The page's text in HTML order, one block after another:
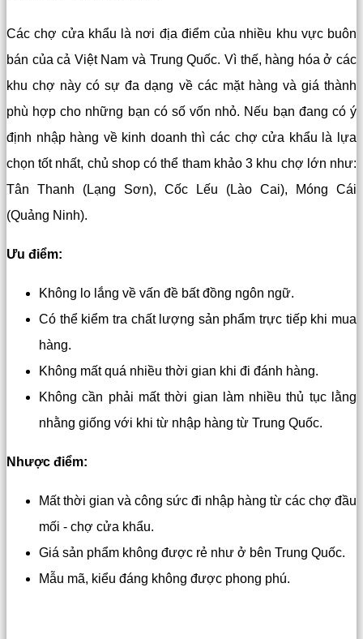
Các chợ cửa khẩu là nơi địa điểm của nhiều khu vực buôn
bán của cả Việt Nam và Trung Quốc. Vì thế, hàng hóa ở các
khu chợ này có sự đa dạng về các mặt hàng và giá thành
phù hợp cho những bạn có số vốn nhỏ. Nếu bạn đang có ý
định nhập hàng về kinh doanh thì các chợ cửa khẩu là lựa
chọn tốt nhất, chủ shop có thể tham khảo 3 khu chợ lớn như:
Tân Thanh (Lạng Sơn), Cốc Lếu (Lào Cai), Móng Cái
(Quảng Ninh).
Ưu điểm:
Không lo lắng về vấn đề bất đồng ngôn ngữ.
Có thể kiểm tra chất lượng sản phẩm trực tiếp khi mua
hàng.
Không mất quá nhiều thời gian khi đi đánh hàng.
Không cần phải mất thời gian làm nhiều thủ tục lằng
nhằng giống với khi từ nhập hàng từ Trung Quốc.
Nhược điểm:
Mất thời gian và công sức đi nhập hàng từ các chợ đầu
mối - chợ cửa khẩu.
Giá sản phẩm không được rẻ như ở bên Trung Quốc.
Mẫu mã, kiểu đáng không được phong phú.